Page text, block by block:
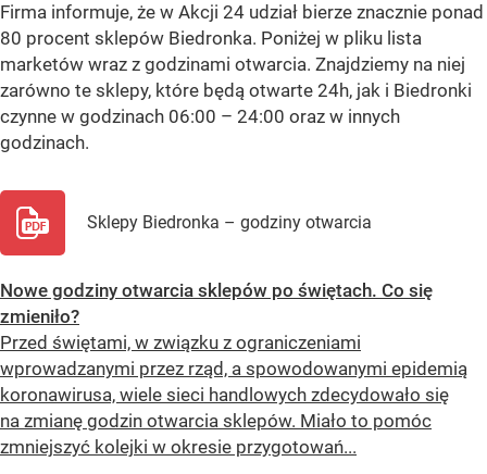
Firma informuje, że w Akcji 24 udział bierze znacznie ponad
80 procent sklepów Biedronka. Poniżej w pliku lista
marketów wraz z godzinami otwarcia. Znajdziemy na niej
zarówno te sklepy, które będą otwarte 24h, jak i Biedronki
czynne w godzinach 06:00 – 24:00 oraz w innych
godzinach.
Sklepy Biedronka – godziny otwarcia
Nowe godziny otwarcia sklepów po świętach. Co się
zmieniło?
Przed świętami, w związku z ograniczeniami
wprowadzanymi przez rząd, a spowodowanymi epidemią
koronawirusa, wiele sieci handlowych zdecydowało się
na zmianę godzin otwarcia sklepów. Miało to pomóc
zmniejszyć kolejki w okresie przygotowań...